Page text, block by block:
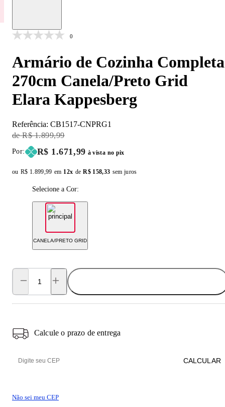
0
Armário de Cozinha Completa
270cm Canela/Preto Grid
Elara Kappesberg
Referência: CB1517-CNPRG1
Original Price:
R$ 1.899,99
Por: Price:
R$ 1.671,99 à vista no pix
ou Original price:
R$ 1.899,99 em 12x de Installment price:
R$ 158,33 sem juros
Selecione a Cor:
CANELA/PRETO GRID
Calcule o prazo de entrega
Não sei meu CEP
CALCULAR